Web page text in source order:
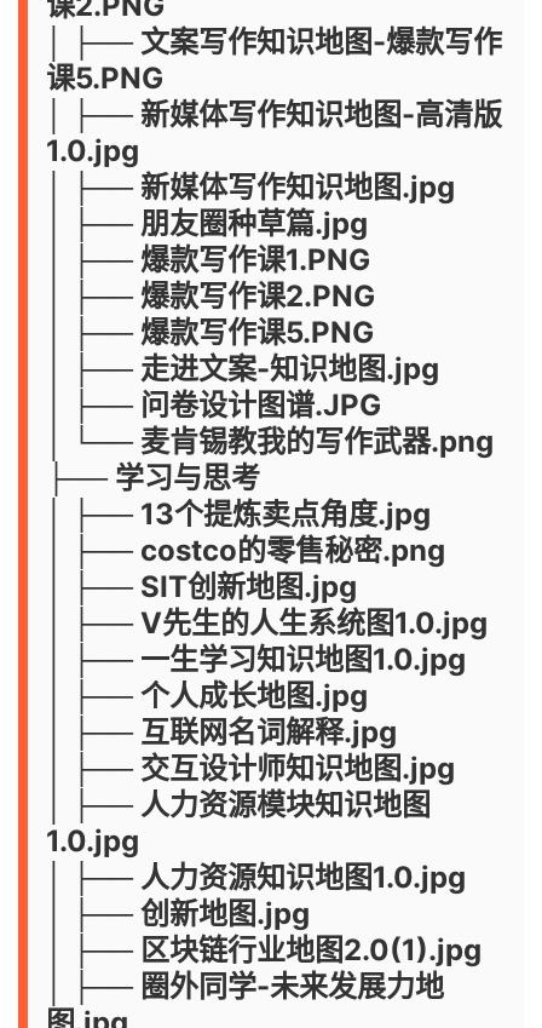
│ ├── 文案写作知识地图-爆款写作
课5.PNG
│ ├── 新媒体写作知识地图-高清版
1.0.jpg
│ ├── 新媒体写作知识地图.jpg
│ ├── 朋友圈种草篇.jpg
│ ├── 爆款写作课1.PNG
│ ├── 爆款写作课2.PNG
│ ├── 爆款写作课5.PNG
│ ├── 走进文案-知识地图.jpg
│ ├── 问卷设计图谱.JPG
│ └── 麦肯锡教我的写作武器.png
├── 学习与思考
│ ├── 13个提炼卖点角度.jpg
│ ├── costco的零售秘密.png
│ ├── SIT创新地图.jpg
│ ├── V先生的人生系统图1.0.jpg
│ ├── 一生学习知识地图1.0.jpg
│ ├── 个人成长地图.jpg
│ ├── 互联网名词解释.jpg
│ ├── 交互设计师知识地图.jpg
│ ├── 人力资源模块知识地图
1.0.jpg
│ ├── 人力资源知识地图1.0.jpg
│ ├── 创新地图.jpg
│ ├── 区块链行业地图2.0(1).jpg
│ ├── 圈外同学-未来发展力地